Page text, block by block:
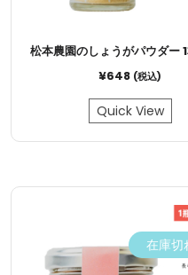
松本農園のしょうがパウダー
¥648 (税込)
Quick View
在庫切